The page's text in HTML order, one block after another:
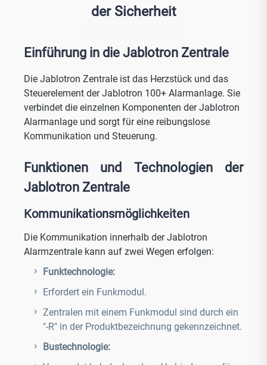
der Sicherheit
Einführung in die Jablotron Zentrale
Die Jablotron Zentrale ist das Herzstück und das
Steuerelement der Jablotron 100+ Alarmanlage. Sie
verbindet die einzelnen Komponenten der Jablotron
Alarmanlage und sorgt für eine reibungslose
Kommunikation und Steuerung.
Funktionen und Technologien der
Jablotron Zentrale
Kommunikationsmöglichkeiten
Die Kommunikation innerhalb der Jablotron
Alarmzentrale kann auf zwei Wegen erfolgen:
Funktechnologie:
Erfordert ein Funkmodul.
Zentralen mit einem Funkmodul sind durch ein
"-R" in der Produktbezeichnung gekennzeichnet.
Bustechnologie: